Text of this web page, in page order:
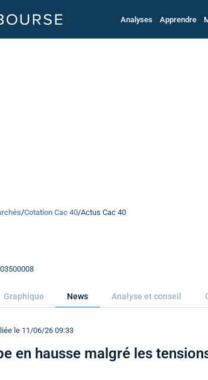
Analyses Apprendre
/Cotation Cac 40/Actus Cac 40
Graphique News Analyse et conseil
le 11/06/26 09:33
en hausse malgré les